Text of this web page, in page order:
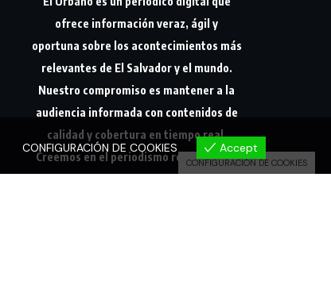
El Urbano es un periódico digital que
ofrece información veraz, ágil y
oportuna sobre los acontecimientos más
relevantes de El Salvador y el mundo.
Nuestro compromiso es mantener a la
audiencia informada con contenidos de
calidad y cobertura en tiempo real.
Creemos en el periodismo responsable,
CONFIGURACIÓN DE COOKIES Accept
CONFIGURACIÓN DE COOKIES